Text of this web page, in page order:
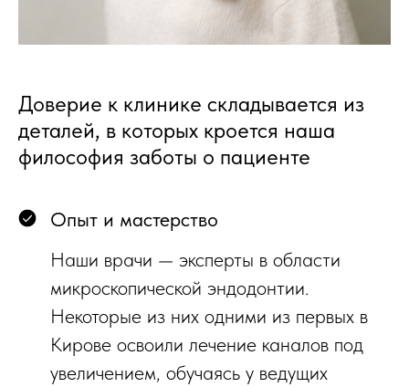
Доверие к клинике складывается из
деталей, в которых кроется наша
философия заботы о пациенте
Опыт и мастерство
Наши врачи — эксперты в области
микроскопической эндодонтии.
Некоторые из них одними из первых в
Кирове освоили лечение каналов под
увеличением, обучаясь у ведущих